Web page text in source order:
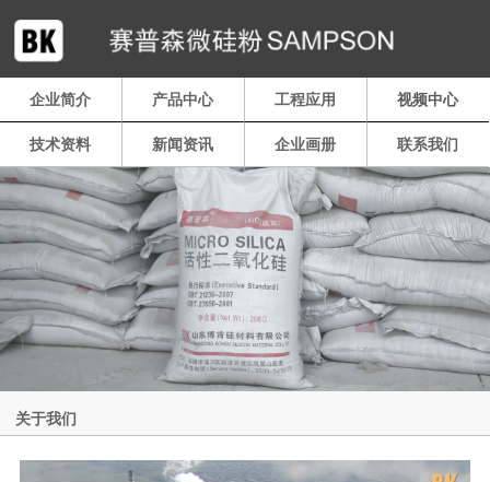
企业简介 产品中心 工程应用 视频中心
技术资料 新闻资讯 企业画册 联系我们
关于我们